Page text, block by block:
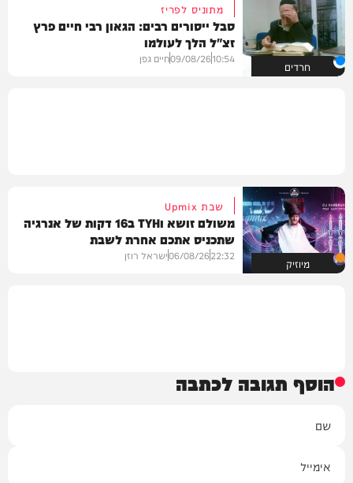
חרדים
מתוניס לפריז
סבל ייסורים רבים: הגאון רבי חיים פרץ
זצ"ל הלך לעולמו
10:54
09/08/26חיים גפן
מיוזיק
שבת Upmix
משולם זושא וTYH ב16 דקות של אנרגיה
שתכניס אתכם אחרת לשבת
22:32
06/08/26ישראל רוזן
הוסף תגובה לכתבה